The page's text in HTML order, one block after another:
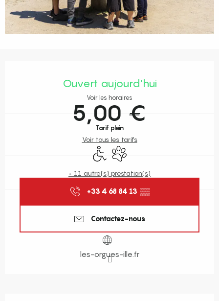
Ouvert aujourd'hui
Voir les horaires
5,00 €
Tarif plein
Voir tous les tarifs
Accès handicapés
Animaux acceptés
+ 11 autre(s) prestation(s)
+33 4 68 84 13 ▒▒
Contactez-nous
les-orgues-ille.fr